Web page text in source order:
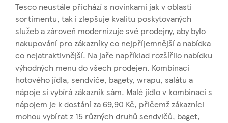
Tesco neustále přichází s novinkami jak v oblasti
sortimentu, tak i zlepšuje kvalitu poskytovaných
služeb a zároveň modernizuje své prodejny, aby bylo
nakupování pro zákazníky co nejpříjemnější a nabídka
co nejatraktivnější. Na jaře například rozšířilo nabídku
výhodných menu do všech prodejen. Kombinaci
hotového jídla, sendviče, bagety, wrapu, salátu a
nápoje si vybírá zákazník sám. Malé jídlo v kombinaci s
nápojem je k dostání za 69,90 Kč, přičemž zákazníci
mohou vybírat z 15 různých druhů sendvičů, baget,